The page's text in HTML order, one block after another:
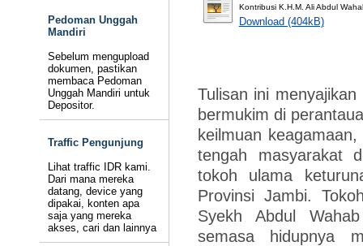
Pedoman Unggah
Mandiri
Sebelum mengupload
dokumen, pastikan
membaca Pedoman
Unggah Mandiri untuk
Depositor.
Traffic Pengunjung
Lihat traffic IDR kami.
Dari mana mereka
datang, device yang
dipakai, konten apa
saja yang mereka
akses, cari dan lainnya
Kontribusi K.H.M. Ali Abdul
Download (404kB)
Tulisan ini
bermukim di
keilmuan
tengah masyarakat
tokoh ulama
Provinsi Jambi.
Syekh Abdul
semasa hidupnya